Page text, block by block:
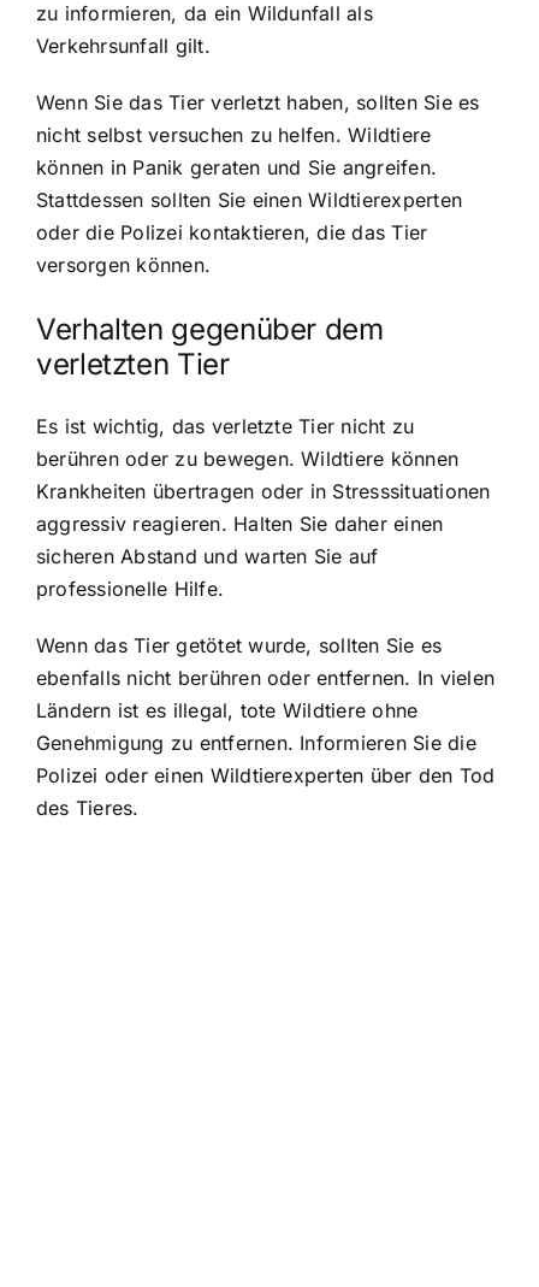
zu informieren, da ein Wildunfall als
Verkehrsunfall gilt.
Wenn Sie das Tier verletzt haben, sollten Sie es
nicht selbst versuchen zu helfen. Wildtiere
können in Panik geraten und Sie angreifen.
Stattdessen sollten Sie einen Wildtierexperten
oder die Polizei kontaktieren, die das Tier
versorgen können.
Verhalten gegenüber dem
verletzten Tier
Es ist wichtig, das verletzte Tier nicht zu
berühren oder zu bewegen. Wildtiere können
Krankheiten übertragen oder in Stresssituationen
aggressiv reagieren. Halten Sie daher einen
sicheren Abstand und warten Sie auf
professionelle Hilfe.
Wenn das Tier getötet wurde, sollten Sie es
ebenfalls nicht berühren oder entfernen. In vielen
Ländern ist es illegal, tote Wildtiere ohne
Genehmigung zu entfernen. Informieren Sie die
Polizei oder einen Wildtierexperten über den Tod
des Tieres.